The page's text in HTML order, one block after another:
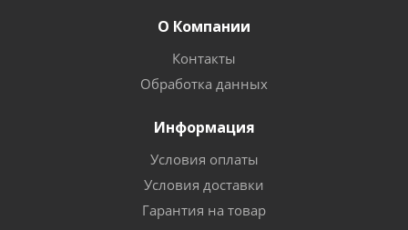
О Компании
Контакты
Обработка данных
Информация
Условия оплаты
Условия доставки
Гарантия на товар